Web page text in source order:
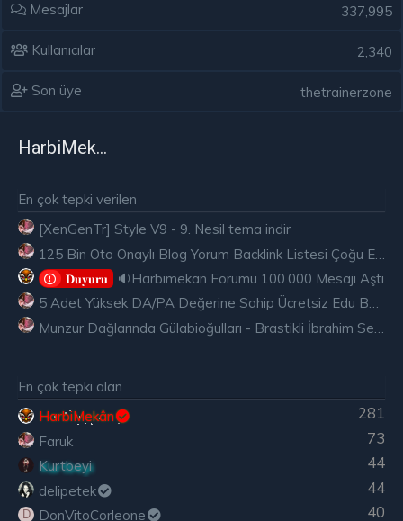
Mesajlar 337,995
Kullanıcılar 2,340
Son üye thetrainerzone
HarbiMekân
En çok tepki verilen
[XenGenTr] Style V9 - 9. Nesil tema indir
𝐃𝐮𝐲𝐮𝐫𝐮
🔉Harbimekan Forumu 100.000 Mesajı Aştı
5 Adet Yüksek DA/PA Değerine Sahip Ücretsiz Edu Backlink
En çok tepki alan
281
HarbiMekân
73
Faruk
44
Kurtbeyi
44
delipetek
D 40
DonVitoCorleone